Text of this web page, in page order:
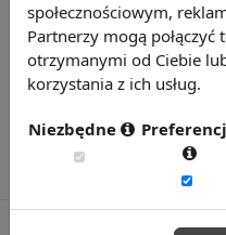
społecznościowym,
Partnerzy mogą
otrzymanymi od Ciebie
korzystania z ich usług.
Niezbędne